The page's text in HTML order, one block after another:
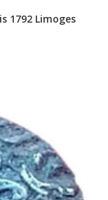
1792 Limoges